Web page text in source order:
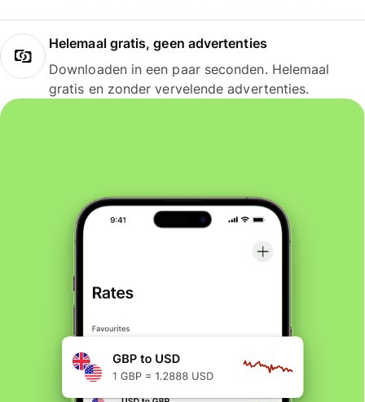
Helemaal gratis, geen advertenties
Downloaden in een paar seconden. Helemaal
gratis en zonder vervelende advertenties.